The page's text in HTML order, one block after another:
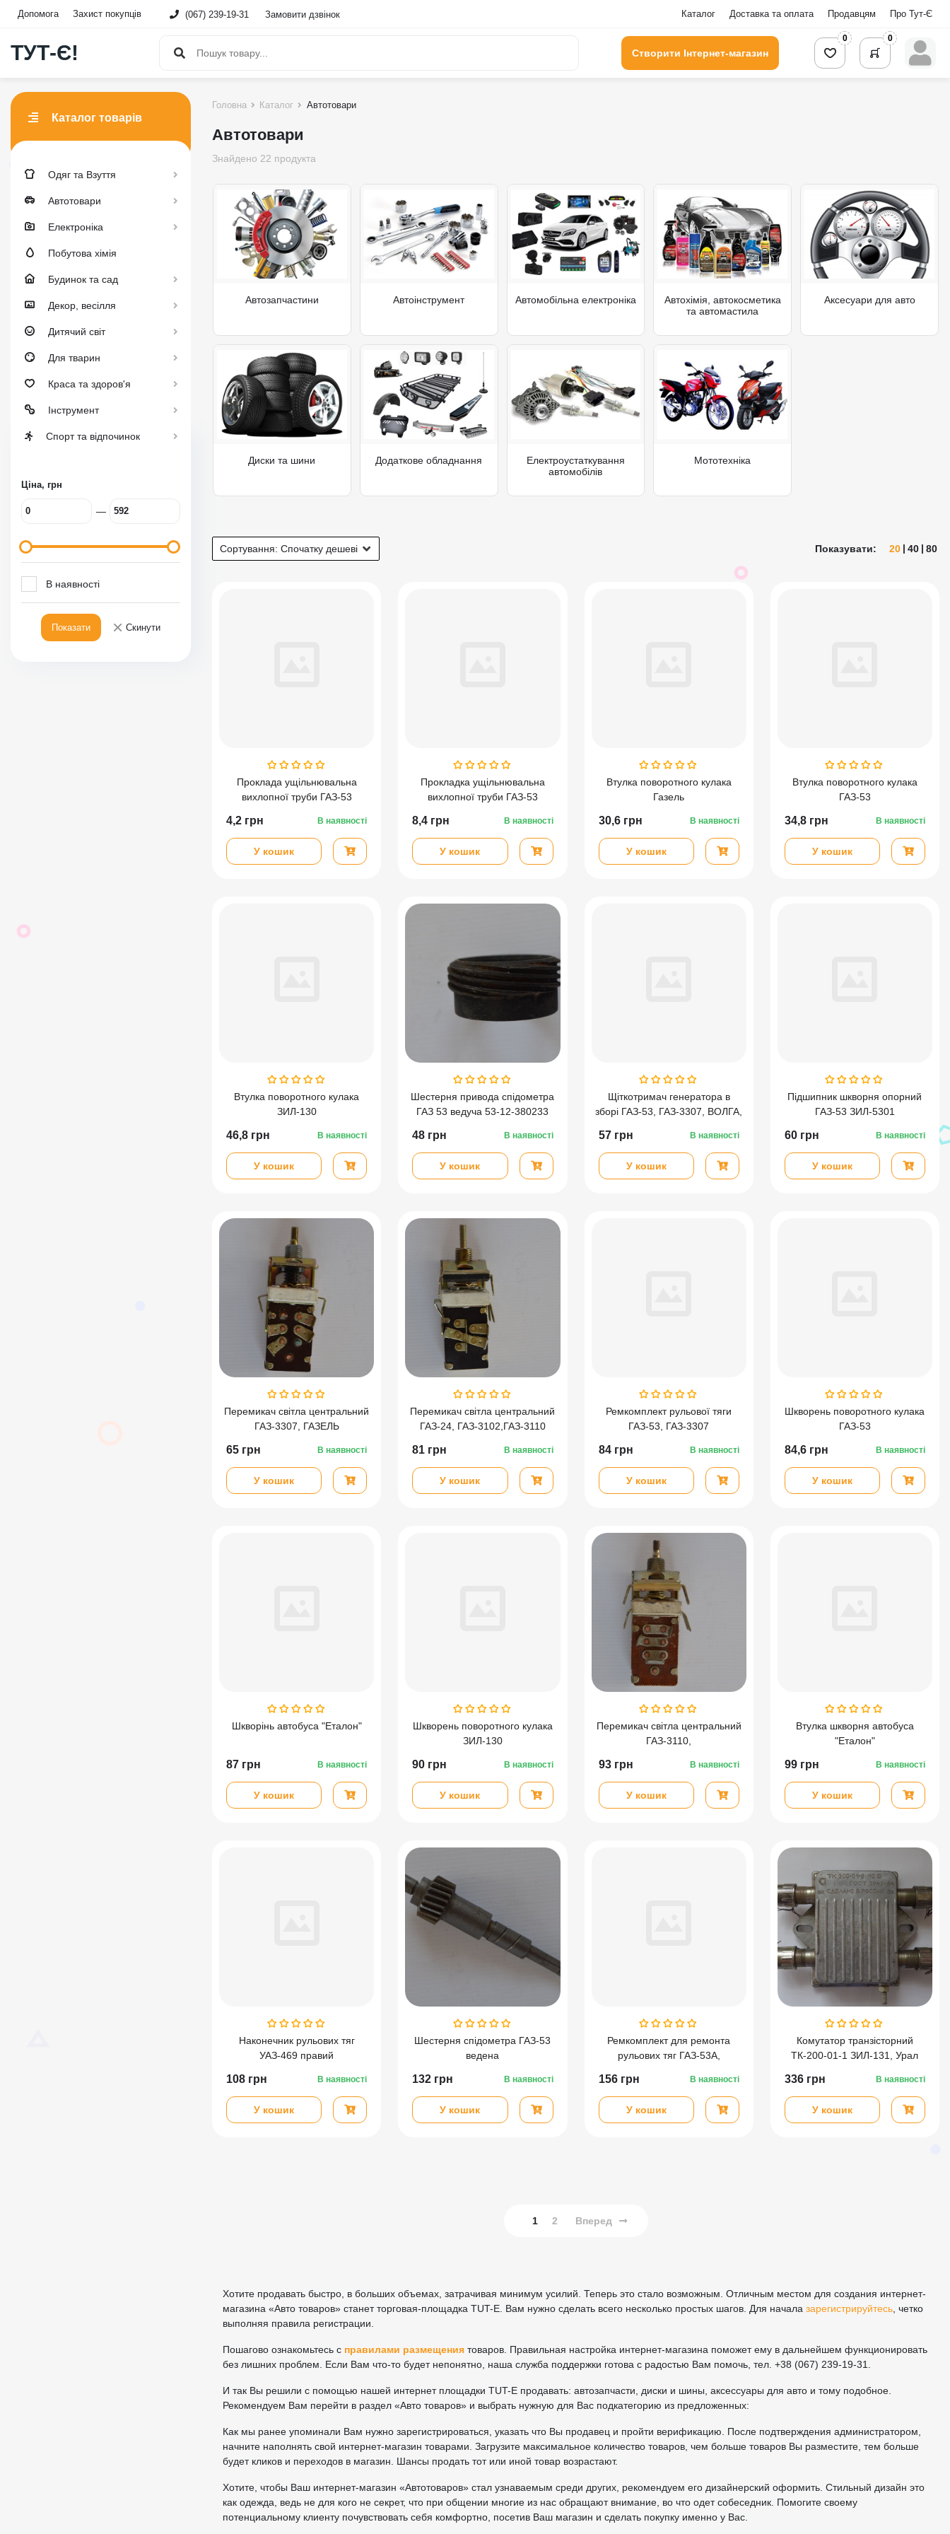
Допомога Захист покупців (067) 239-19-31 Замовити дзвінок Каталог Доставка та оплата Продавцям Про Тут-Є
ТУТ-Є! Створити Інтернет-магазин
0 0
Каталог товарів
Одяг та Взуття
Автотовари
Електроніка
Побутова хімія
Будинок та сад
Декор, весілля
Дитячий світ
Для тварин
Краса та здоров'я
Інструмент
Спорт та відпочинок
Ціна, грн
—
В наявності
Показати × Скинути
Головна Каталог Автотовари
Автотовари
Знайдено 22 продукта
Автозапчастини Автоінструмент Автомобільна електроніка
Автохімія, автокосметика
та автомастила
Аксесуари для авто
Диски та шини Додаткове обладнання
Електроустаткування
автомобілів
Мототехніка
Сортування: Спочатку дешеві Показувати: 20 40 80
Проклада ущільнювальна
вихлопної труби ГАЗ-53
4,2 грн В наявності
У кошик
Прокладка ущільнювальна
вихлопної труби ГАЗ-53
8,4 грн В наявності
У кошик
Втулка поворотного кулака
Газель
30,6 грн В наявності
У кошик
Втулка поворотного кулака
ГАЗ-53
34,8 грн В наявності
У кошик
Втулка поворотного кулака
ЗИЛ-130
46,8 грн В наявності
У кошик
Шестерня привода спідометра
ГАЗ 53 ведуча 53-12-380233
48 грн В наявності
У кошик
Щіткотримач генератора в
зборі ГАЗ-53, ГАЗ-3307, ВОЛГА,
57 грн В наявності
У кошик
Підшипник шкворня опорний
ГАЗ-53 ЗИЛ-5301
60 грн В наявності
У кошик
Перемикач світла центральний
ГАЗ-3307, ГАЗЕЛЬ
65 грн В наявності
У кошик
Перемикач світла центральний
ГАЗ-24, ГАЗ-3102,ГАЗ-3110
81 грн В наявності
У кошик
Ремкомплект рульової тяги
ГАЗ-53, ГАЗ-3307
84 грн В наявності
У кошик
Шкворень поворотного кулака
ГАЗ-53
84,6 грн В наявності
У кошик
Шкворінь автобуса "Еталон"
87 грн В наявності
У кошик
Шкворень поворотного кулака
ЗИЛ-130
90 грн В наявності
У кошик
Перемикач світла центральний
ГАЗ-3110,
93 грн В наявності
У кошик
Втулка шкворня автобуса
"Еталон"
99 грн В наявності
У кошик
Наконечник рульових тяг
УАЗ-469 правий
108 грн В наявності
У кошик
Шестерня спідометра ГАЗ-53
ведена
132 грн В наявності
У кошик
Ремкомплект для ремонта
рульових тяг ГАЗ-53А,
156 грн В наявності
У кошик
Комутатор транзісторний
ТК-200-01-1 ЗИЛ-131, Урал
336 грн В наявності
У кошик
1 2 Вперед
Хотите продавать быстро, в больших объемах, затрачивая минимум усилий. Теперь это стало возможным. Отличным местом для создания интернет-
магазина «Авто товаров» станет торговая-площадка TUT-E. Вам нужно сделать всего несколько простых шагов. Для начала зарегистрируйтесь , четко
выполняя правила регистрации.
Пошагово ознакомьтесь с правилами размещения товаров. Правильная настройка интернет-магазина поможет ему в дальнейшем функционировать
без лишних проблем. Если Вам что-то будет непонятно, наша служба поддержки готова с радостью Вам помочь, тел. +38 (067) 239-19-31.
И так Вы решили с помощью нашей интернет площадки TUT-E продавать: автозапчасти, диски и шины, аксессуары для авто и тому подобное.
Рекомендуем Вам перейти в раздел «Авто товаров» и выбрать нужную для Вас подкатегорию из предложенных:
Как мы ранее упоминали Вам нужно зарегистрироваться, указать что Вы продавец и пройти верификацию. После подтверждения администратором,
начните наполнять свой интернет-магазин товарами. Загрузите максимальное количество товаров, чем больше товаров Вы разместите, тем больше
будет кликов и переходов в магазин. Шансы продать тот или иной товар возрастают.
Хотите, чтобы Ваш интернет-магазин «Автотоваров» стал узнаваемым среди других, рекомендуем его дизайнерский оформить. Стильный дизайн это
как одежда, ведь не для кого не секрет, что при общении многие из нас обращают внимание, во что одет собеседник. Помогите своему
потенциальному клиенту почувствовать себя комфортно, посетив Ваш магазин и сделать покупку именно у Вас.